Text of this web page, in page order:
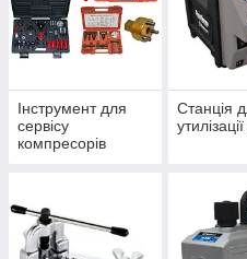
Інструмент для
сервісу
компресорів
Станція